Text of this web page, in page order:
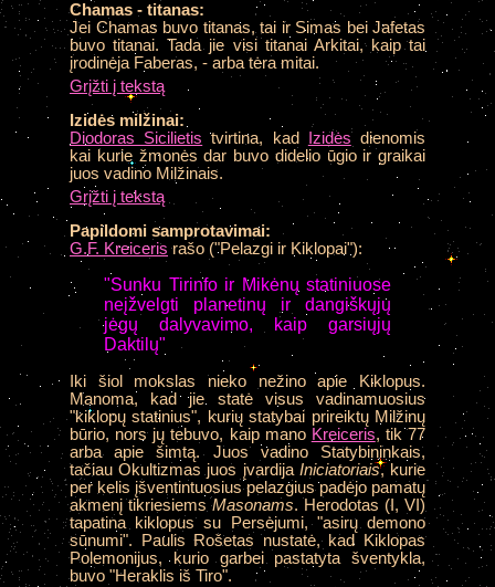
Chamas - titanas:
Jei Chamas buvo titanas, tai ir Simas bei Jafetas
buvo titanai. Tada jie visi titanai Arkitai, kaip tai
įrodinėja Faberas, - arba tėra mitai.
Grįžti į tekstą
Izidės milžinai:
Diodoras Sicilietis tvirtina, kad Izidėsdienomis
kai kurie žmonės dar buvo didelio ūgio ir graikai
juos vadino Milžinais.
Grįžti į tekstą
Papildomi samprotavimai:
G.F. Kreiceris rašo ("Pelazgi ir Kiklopai"):
"Sunku Tirinfo ir Mikėnų statiniuose
neįžvelgti planetinų ir dangiškųjų
jėgų dalyvavimo, kaip garsiųjų
Daktilų"
Iki šiol mokslas nieko nežino apie Kiklopus.
Manoma, kad jie statė visus vadinamuosius
"kiklopų statinius", kurių statybai prireiktų Milžinų
būrio, nors jų tebuvo, kaip mano Kreiceris, tik 77
arba apie šimtą. Juos vadino Statybininkais,
tačiau Okultizmas juos įvardija Iniciatoriais, kurie
per kelis įšventintuosius pelazgius padėjo pamatų
akmenį tikriesiemsMasonams. Herodotas (I, VI)
tapatina kiklopus su Persėjumi, "asirų demono
sūnumi". Paulis Rošetas nustatė, kad Kiklopas
Polemonijus, kurio garbei pastatyta šventykla,
buvo "Heraklis iš Tiro".